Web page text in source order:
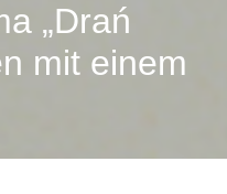
„Drań
mit einem